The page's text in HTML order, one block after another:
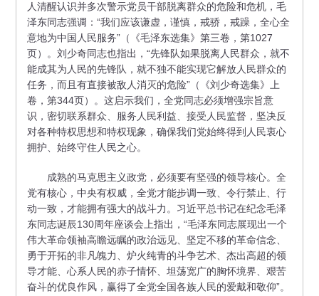
人清醒认识并多次警示党员干部脱离群众的危险和危机，毛
泽东同志强调：“我们应该谦虚，谨慎，戒骄，戒躁，全心全
意地为中国人民服务”（《毛泽东选集》第三卷，第1027
页）。刘少奇同志也指出，“先锋队如果脱离人民群众，就不
能成其为人民的先锋队，就不独不能实现它解放人民群众的
任务，而且有直接被敌人消灭的危险”（《刘少奇选集》上
卷，第344页）。这启示我们，全党同志必须增强宗旨意
识，密切联系群众、服务人民利益、接受人民监督，坚决反
对各种特权思想和特权现象，确保我们党始终得到人民衷心
拥护、始终守住人民之心。
成熟的马克思主义政党，必须要有坚强的领导核心。全
党有核心，中央有权威，全党才能步调一致、令行禁止、行
动一致，才能拥有强大的战斗力。习近平总书记在纪念毛泽
东同志诞辰130周年座谈会上指出，“毛泽东同志展现出一个
伟大革命领袖高瞻远瞩的政治远见、坚定不移的革命信念、
勇于开拓的非凡魄力、炉火纯青的斗争艺术、杰出高超的领
导才能、心系人民的赤子情怀、坦荡宽广的胸怀境界、艰苦
奋斗的优良作风，赢得了全党全国各族人民的爱戴和敬仰”。